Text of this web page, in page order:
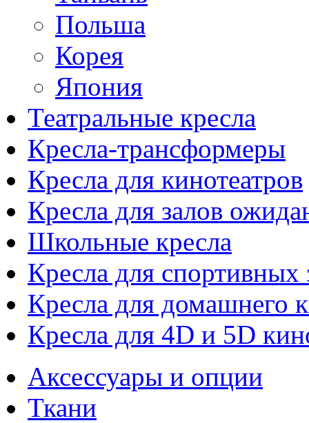
Польша
Корея
Япония
Театральные кресла
Кресла-трансформеры
Кресла для кинотеатров
Кресла для залов
Школьные кресла
Кресла для спортивных
Кресла для домашнего
Кресла для 4D и 5D
Аксессуары и опции
Ткани